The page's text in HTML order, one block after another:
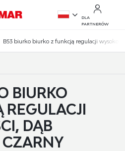
EN
DLA
PARTNERÓW
B53 biurko biurko z funkcją regulacji
BIURKO
REGULACJI
DĄB